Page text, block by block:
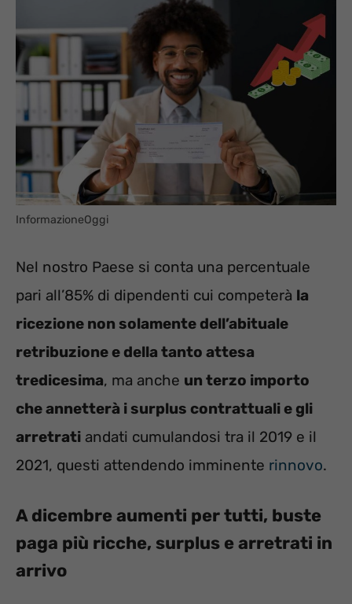
InformazioneOggi
Nel nostro Paese si conta una percentuale
pari all’85% di dipendenti cui competerà la
ricezione non solamente dell’abituale
retribuzione e della tanto attesa
tredicesima, ma anche un terzo importo
che annetterà i surplus contrattuali e gli
arretrati andati cumulandosi tra il 2019 e il
2021, questi attendendo imminente rinnovo.
A dicembre aumenti per tutti, buste
paga più ricche, surplus e arretrati in
arrivo